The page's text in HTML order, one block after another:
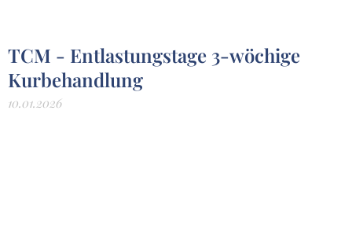
TCM - Entlastungstage 3-wöchige
Kurbehandlung
10.01.2026